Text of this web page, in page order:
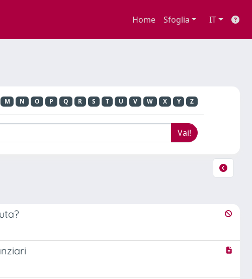
Home Sfoglia IT
M N O P Q R S T U V W X Y Z